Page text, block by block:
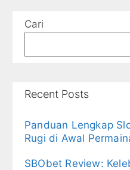
Cari
Recent Posts
Panduan Lengkap
Rugi di Awal
SBObet Review: